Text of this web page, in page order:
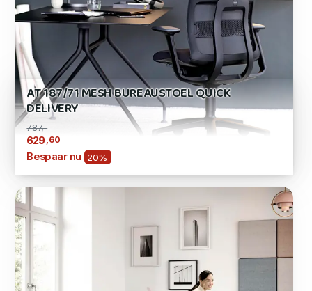
AT 187/71 MESH BUREAUSTOEL QUICK
DELIVERY
787,-
629,60
Bespaar nu 20%